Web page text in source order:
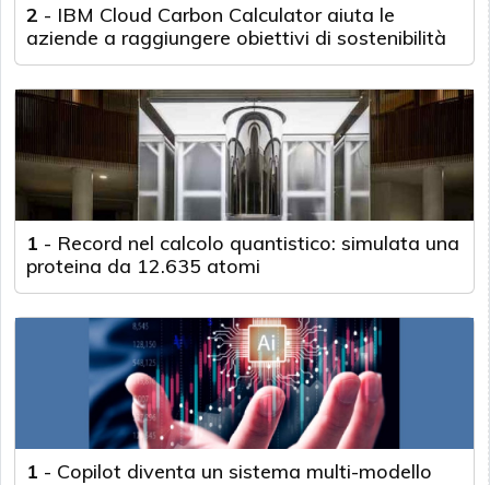
2 - IBM Cloud Carbon Calculator aiuta le
aziende a raggiungere obiettivi di sostenibilità
1 - Record nel calcolo quantistico: simulata una
proteina da 12.635 atomi
1 - Copilot diventa un sistema multi-modello